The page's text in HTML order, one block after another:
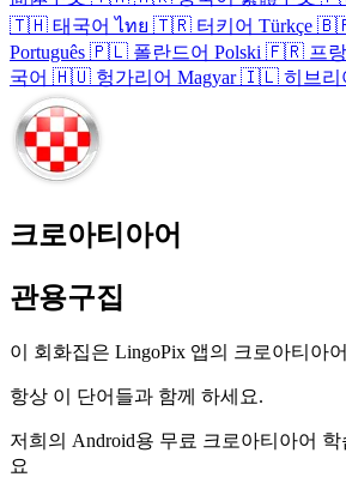
🇹🇭 태국어 ไทย 🇹🇷 터키어 Türkçe
Português 🇵🇱 폴란드어 Polski 🇫🇷 프
국어 🇭🇺 헝가리어 Magyar 🇮🇱 히브리
크로아티아어
관용구집
이 회화집은 LingoPix 앱의 크로아티아
항상 이 단어들과 함께 하세요.
저희의 Android용 무료 크로아티아어
요